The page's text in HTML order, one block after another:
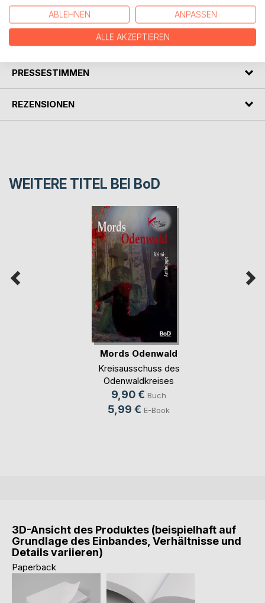
Thema RISIKO@Ehrenamt.
PRESSESTIMMEN
REZENSIONEN
WEITERE TITEL BEI BoD
Mords Odenwald
Kreisausschuss des
Odenwaldkreises
(Hrsg.)
9,90 € Buch
5,99 € E-Book
3D-Ansicht des Produktes (beispielhaft auf
Grundlage des Einbandes, Verhältnisse und
Details variieren)
Paperback
ABLEHNEN ANPASSEN
ALLE AKZEPTIEREN